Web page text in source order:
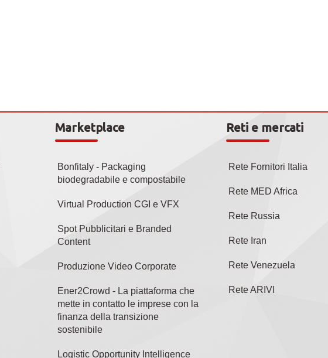
Marketplace
Bonfitaly - Packaging
biodegradabile e compostabile
Virtual Production CGI e VFX
Spot Pubblicitari e Branded
Content
Produzione Video Corporate
Ener2Crowd - La piattaforma che
mette in contatto le imprese con la
finanza della transizione
sostenibile
Logistic Opportunity Intelligence
Reti e mercati
Rete Fornitori Italia
Rete MED Africa
Rete Russia
Rete Iran
Rete Venezuela
Rete ARIVI